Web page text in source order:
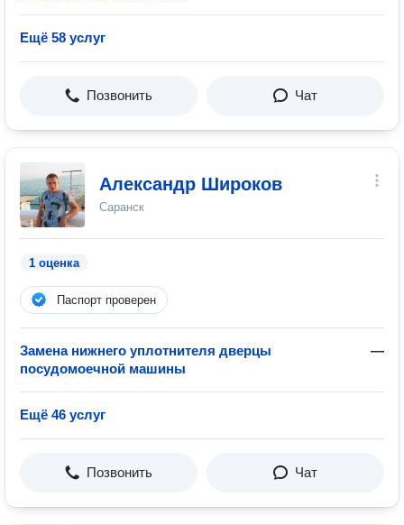
Ещё 58 услуг
Позвонить Чат
Александр Широков
Саранск
1 оценка
Паспорт проверен
Замена нижнего уплотнителя дверцы
посудомоечной машины
—
Ещё 46 услуг
Позвонить Чат